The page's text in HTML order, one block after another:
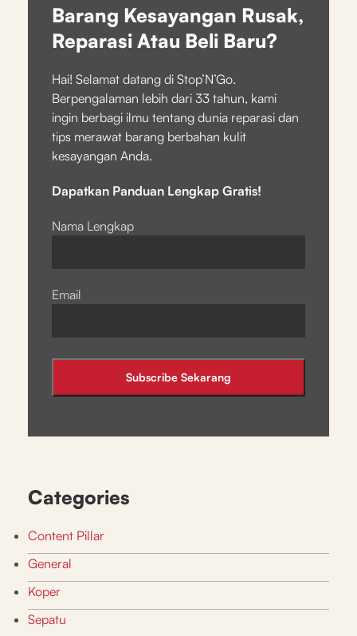
Barang Kesayangan Rusak,
Reparasi Atau Beli Baru?
Hai! Selamat datang di Stop’N’Go.
Berpengalaman lebih dari 33 tahun, kami
ingin berbagi ilmu tentang dunia reparasi dan
tips merawat barang berbahan kulit
kesayangan Anda.
Dapatkan Panduan Lengkap Gratis!
Nama Lengkap
Email
Categories
Content Pillar
General
Koper
Sepatu